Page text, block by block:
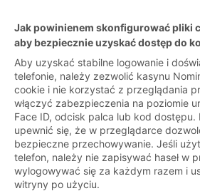
Jak powinienem skonfigurować pliki
aby bezpiecznie uzyskać dostęp do
Aby uzyskać stabilne logowanie i
telefonie, należy zezwolić kasynu
cookie i nie korzystać z przeglądania
włączyć zabezpieczenia na poziomie
Face ID, odcisk palca lub kod dostępu.
upewnić się, że w przeglądarce
bezpieczne przechowywanie. Jeśli
telefon, należy nie zapisywać haseł w
wylogowywać się za każdym razem i
witryny po użyciu.